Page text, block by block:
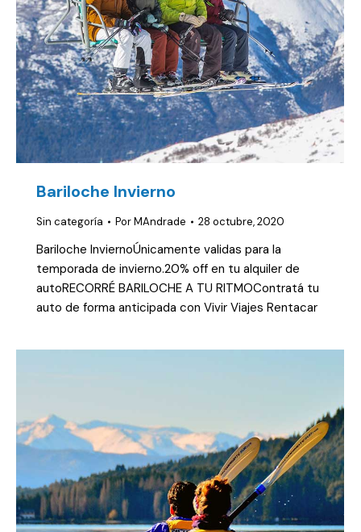
Bariloche Invierno
Sin categoría PorMAndrade 28 octubre, 2020
Bariloche InviernoÚnicamente validas para la
temporada de invierno.20% off en tu alquiler de
autoRECORRÉ BARILOCHE A TU RITMOContratá tu
auto de forma anticipada con Vivir Viajes Rentacar